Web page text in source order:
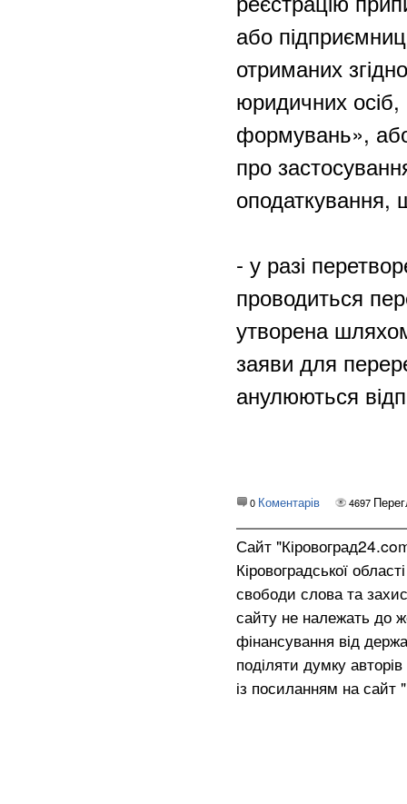
або
отриманих
юридичних осіб,
формувань»,
про
- у разі
проводиться
утворена
заяви для
анулюються
0 Коментарів 4697
Сайт
Кіровоградської
свободи слова та
сайту не належать до
фінансування від
поділяти думку
із посиланням на сайт